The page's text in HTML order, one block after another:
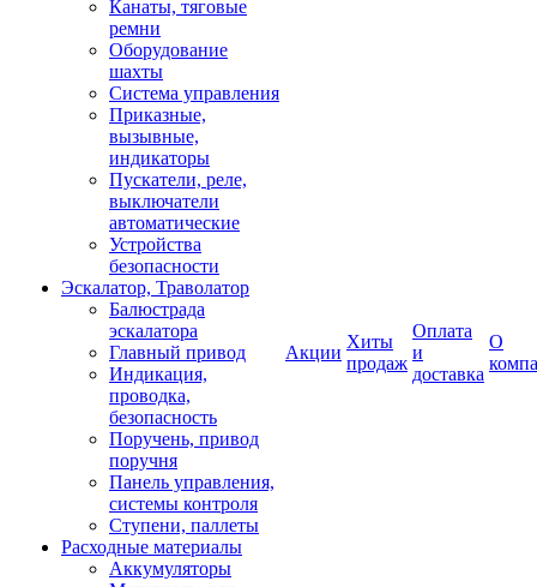
Канаты, тяговые
ремни
Оборудование
шахты
Система управления
Приказные,
вызывные,
индикаторы
Пускатели, реле,
выключатели
автоматические
Устройства
безопасности
Эскалатор, Траволатор
Балюстрада
эскалатора
Главный привод
Индикация,
проводка,
безопасность
Поручень, привод
поручня
Панель управления,
системы контроля
Ступени, паллеты
Расходные материалы
Аккумуляторы
Акции
Хиты
продаж
Оплата
и
доставка
О